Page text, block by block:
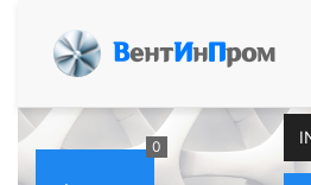
ВентИнПром
0